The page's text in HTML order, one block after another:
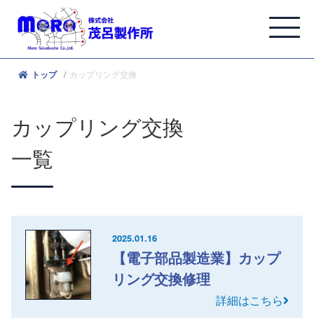
トップ カップリング交換
カップリング交換
一覧
2025.01.16
【電子部品製造業】カップ
リング交換修理
詳細はこちら